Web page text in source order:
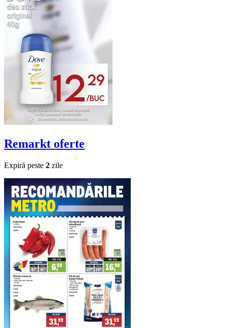
Remarkt oferte
Expiră peste 2 zile